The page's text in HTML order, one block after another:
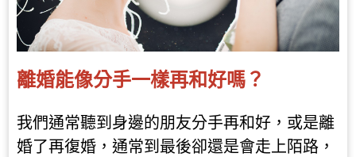
離婚能像分手一樣再和好嗎？
我們通常聽到身邊的朋友分手再和好，或是離
婚了再復婚，通常到最後卻還是會走上陌路，